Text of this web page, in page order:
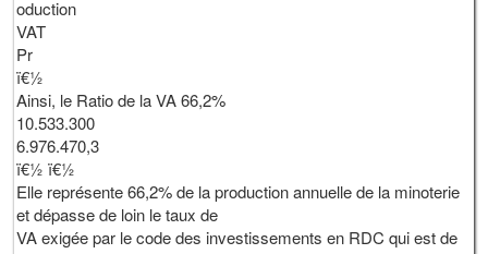
oduction
VAT
Pr
ï€½
Ainsi, le Ratio de la VA 66,2%
10.533.300
6.976.470,3
ï€½ ï€½
Elle représente 66,2% de la production annuelle de la minoterie
et dépasse de loin le taux de
VA exigée par le code des investissements en RDC qui est de